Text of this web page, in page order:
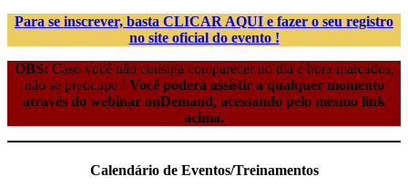
Para se inscrever, basta CLICAR AQUI e fazer o seu registro
no site oficial do evento !
OBS: Caso você não consiga comparecer no dia e hora marcados,
não se preocupe ! Você poderá assistir a qualquer momento
através do webinar onDemand, acessando pelo mesmo link
acima.
Calendário de Eventos/Treinamentos